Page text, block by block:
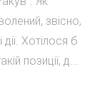
звісно,
Хотілося б
позиції, д...